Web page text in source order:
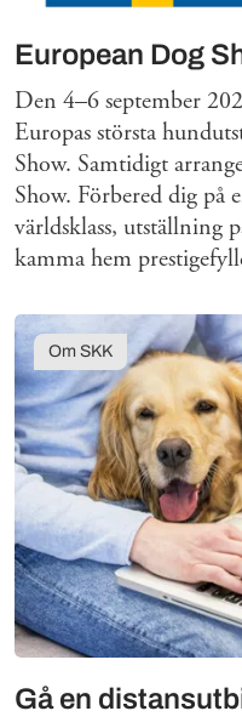
European Dog
Den 4–6 september
Europas största
Show. Samtidigt
Show. Förbered dig på
världsklass, utställning
kamma hem
Gå en
Om SKK